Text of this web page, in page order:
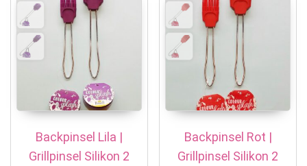
Backpinsel Lila |
Grillpinsel Silikon 2
Backpinsel Rot |
Grillpinsel Silikon 2